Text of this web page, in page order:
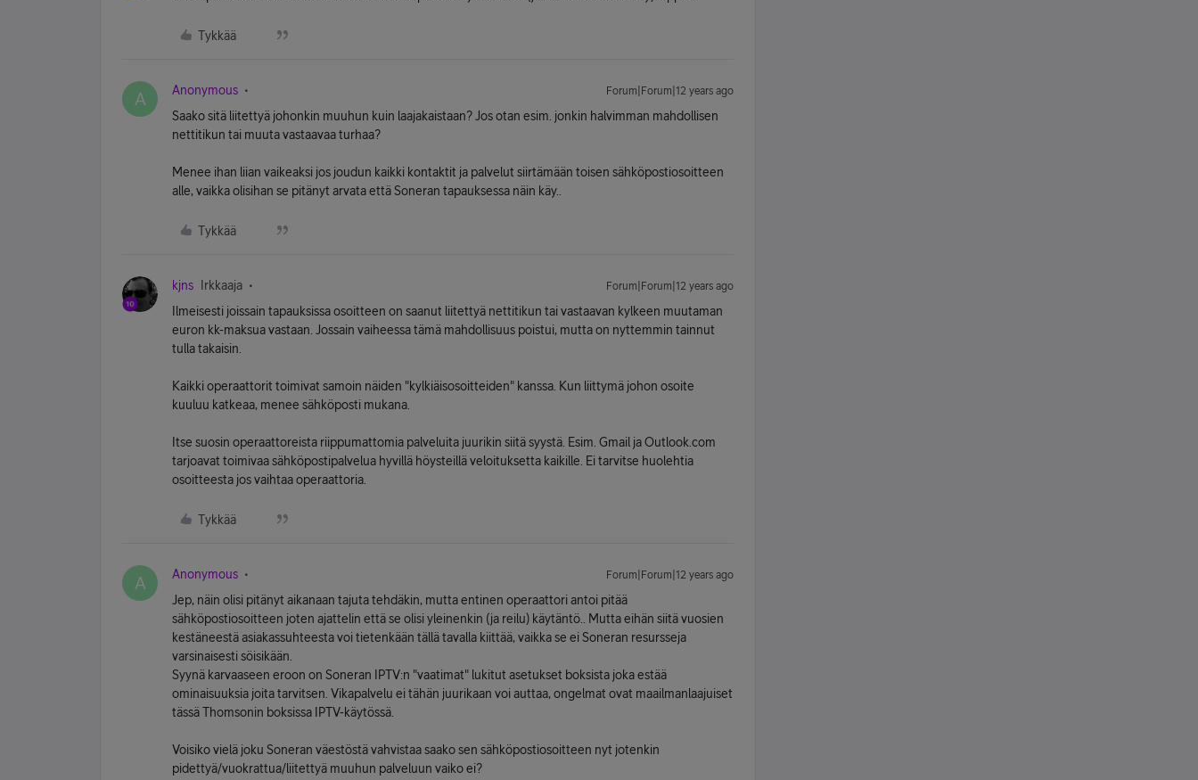
Tykkää
A Anonymous Forum|Forum|12 years ago
Saako sitä liitettyä johonkin muuhun kuin laajakaistaan? Jos otan esim. jonkin halvimman mahdollisen
nettitikun tai muuta vastaavaa turhaa?
Menee ihan liian vaikeaksi jos joudun kaikki kontaktit ja palvelut siirtämään toisen sähköpostiosoitteen
alle, vaikka olisihan se pitänyt arvata että Soneran tapauksessa näin käy..
Tykkää
kjns Irkkaaja Forum|Forum|12 years ago
Ilmeisesti joissain tapauksissa osoitteen on saanut liitettyä nettitikun tai vastaavan kylkeen muutaman
euron kk-maksua vastaan. Jossain vaiheessa tämä mahdollisuus poistui, mutta on nyttemmin tainnut
tulla takaisin.
Kaikki operaattorit toimivat samoin näiden "kylkiäisosoitteiden" kanssa. Kun liittymä johon osoite
kuuluu katkeaa, menee sähköposti mukana.
Itse suosin operaattoreista riippumattomia palveluita juurikin siitä syystä. Esim. Gmail ja Outlook.com
tarjoavat toimivaa sähköpostipalvelua hyvillä höysteillä veloituksetta kaikille. Ei tarvitse huolehtia
osoitteesta jos vaihtaa operaattoria.
Tykkää
A Anonymous Forum|Forum|12 years ago
Jep, näin olisi pitänyt aikanaan tajuta tehdäkin, mutta entinen operaattori antoi pitää
sähköpostiosoitteen joten ajattelin että se olisi yleinenkin (ja reilu) käytäntö.. Mutta eihän siitä vuosien
kestäneestä asiakassuhteesta voi tietenkään tällä tavalla kiittää, vaikka se ei Soneran resursseja
varsinaisesti söisikään.
Syynä karvaaseen eroon on Soneran IPTV:n "vaatimat" lukitut asetukset boksista joka estää
ominaisuuksia joita tarvitsen. Vikapalvelu ei tähän juurikaan voi auttaa, ongelmat ovat maailmanlaajuiset
tässä Thomsonin boksissa IPTV-käytössä.
Voisiko vielä joku Soneran väestöstä vahvistaa saako sen sähköpostiosoitteen nyt jotenkin
pidettyä/vuokrattua/liitettyä muuhun palveluun vaiko ei?